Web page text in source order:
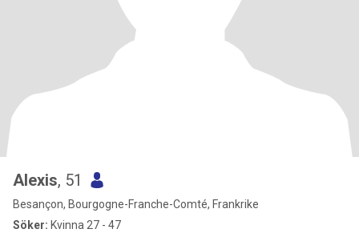
Alexis, 51
Besançon, Bourgogne-Franche-Comté, Frankrike
Söker: Kvinna 27 - 47